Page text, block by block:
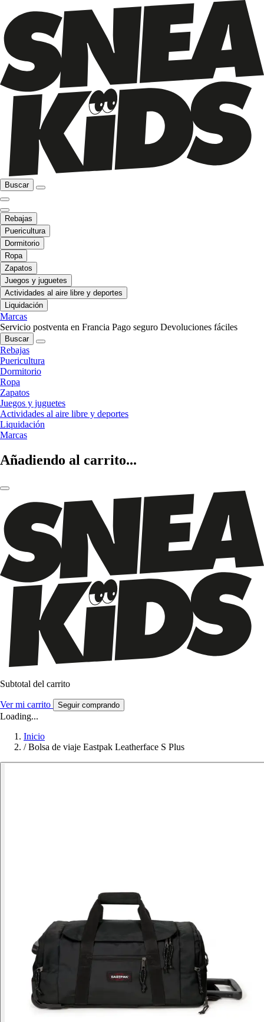
Buscar
Rebajas
Puericultura
Dormitorio
Ropa
Zapatos
Juegos y juguetes
Actividades al aire libre y deportes
Liquidación
Marcas
Servicio postventa en Francia Pago seguro Devoluciones fáciles
Buscar
Rebajas
Puericultura
Dormitorio
Ropa
Zapatos
Juegos y juguetes
Actividades al aire libre y deportes
Liquidación
Marcas
Añadiendo al carrito...
Subtotal del carrito
Ver mi carrito Seguir comprando
Loading...
Inicio
/ Bolsa de viaje Eastpak Leatherface S Plus